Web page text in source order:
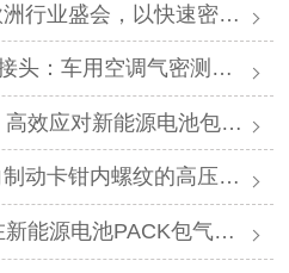
速密封技术赋能欧洲新能源产业链
用空调气密测试的可靠选择
新能源电池包防爆阀测试难题
内螺纹的高压密封连接方案
池PACK包气密测试中的应用